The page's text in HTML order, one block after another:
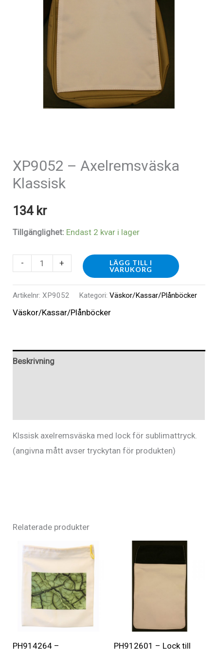
XP9052 – Axelremsväska
Klassisk
134 kr
Tillgänglighet: Endast 2 kvar i lager
-
XP9052
Axelremsväska
+
LÄGG TILL I
VARUKORG
Artikelnr:XP9052 Kategori:Väskor/Kassar/Plånböcker
Väskor/Kassar/Plånböcker
Beskrivning
Klssisk axelremsväska med lock för sublimattryck.
(angivna mått avser tryckytan för produkten)
Relaterade produkter
PH914264 – PH912601 – Lock till